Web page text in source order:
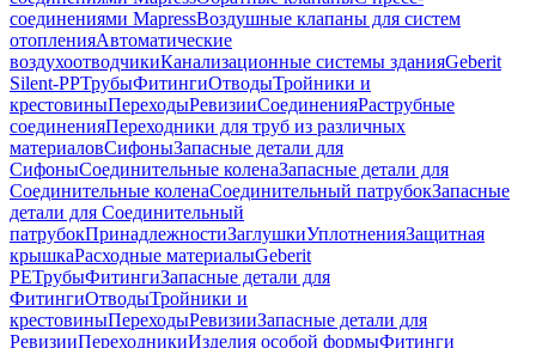
соединениями MapressВоздушные клапаны для систем
отопленияАвтоматические
воздухоотводчикиКанализационные системы зданияGeberit
Silent-PPТрубыФитингиОтводыТройники и
крестовиныПереходыРевизииСоединенияРаструбные
соединенияПереходники для труб из различных
материаловСифоныЗапасные детали для
СифоныСоединительные коленаЗапасные детали для
Соединительные коленаСоединительный патрубокЗапасные
детали для Соединительный
патрубокПринадлежностиЗаглушкиУплотненияЗащитная
крышкаРасходные материалыGeberit
PEТрубыФитингиЗапасные детали для
ФитингиОтводыТройники и
крестовиныПереходыРевизииЗапасные детали для
РевизииПереходникиИзделия особой формыФитинги